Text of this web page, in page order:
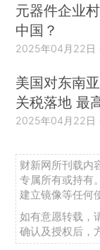
元器件企业
中国？
2025年04月22日
美国对东南
关税落地 最
2025年04月22日
财新网所刊载内
专属所有或持有
建立镜像等任何
如有意愿转载，
确认及授权后，